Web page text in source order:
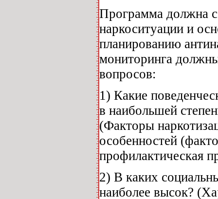
Программа должна
наркоситуации и
планированию
мониторинга
вопросов:
1) Какие
в наибольшей
(Факторы
особенностей
профилактическая
2) В каких
наиболее высок?